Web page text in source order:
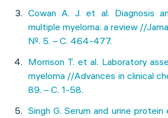
Cowan A. J. et al. Diagnosis
multiple myeloma: a review //
№. 5. – С. 464-477.
Morrison T. et al. Laboratory
myeloma //Advances in clinical
89. – С. 1-58.
Singh G. Serum and urine